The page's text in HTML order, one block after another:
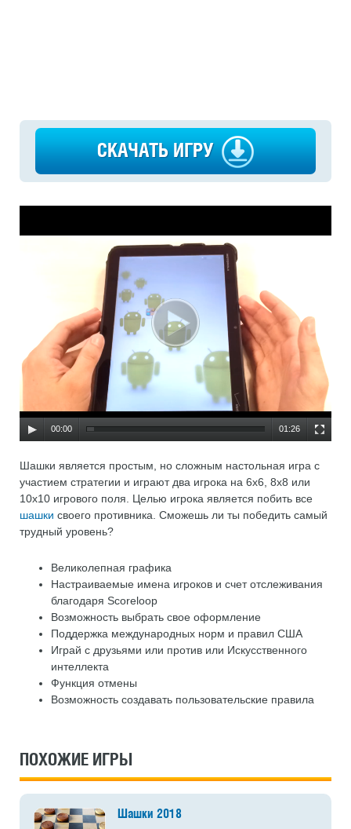
СКАЧАТЬ ИГРУ
00:00 01:26
Шашки является простым, но сложным настольная игра с
участием стратегии и играют два игрока на 6x6, 8x8 или
10x10 игрового поля. Целью игрока является побить все
шашки своего противника. Сможешь ли ты победить самый
трудный уровень?
Великолепная графика
Настраиваемые имена игроков и счет отслеживания
благодаря Scoreloop
Возможность выбрать свое оформление
Поддержка международных норм и правил США
Играй с друзьями или против или Искусственного
интеллекта
Функция отмены
Возможность создавать пользовательские правила
ПОХОЖИЕ ИГРЫ
Шашки 2018